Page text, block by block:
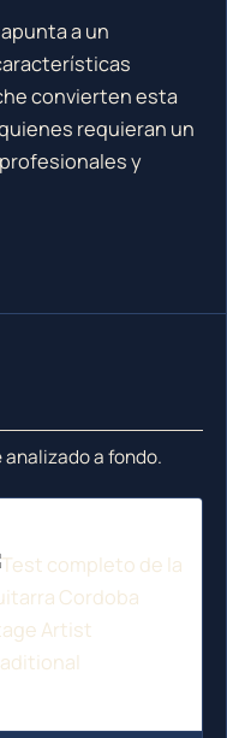
a un
convierten esta
requieran un
y
a fondo.